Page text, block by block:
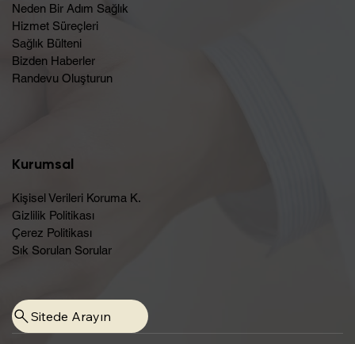
Neden Bir Adım Sağlık
Hizmet Süreçleri
Sağlık Bülteni
Bizden Haberler
Randevu Oluşturun​
Kurumsal
Kişisel Verileri Koruma K.
Gizlilik Politikası
Çerez Politikası
Sık Sorulan Sorular
Sitede Arayın